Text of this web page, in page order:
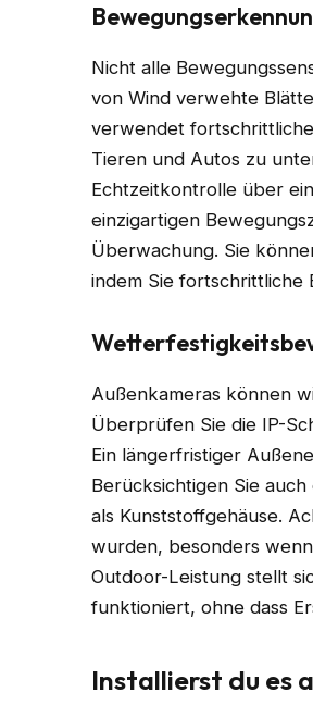
Nicht alle
von Wind verwehte
verwendet
Tieren und Autos zu
Echtzeitkontrolle über
einzigartigen
Überwachung. Sie
indem Sie fortschrittliche
Außenkameras können
Überprüfen Sie die IP-
Ein längerfristiger
Berücksichtigen Sie
als Kunststoffgehäuse.
wurden, besonders
Outdoor-Leistung stellt
funktioniert, ohne dass
Installierst du es